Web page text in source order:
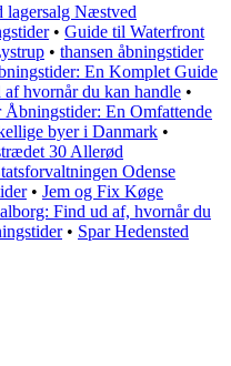
lagersalg Næstved
• Guide til Waterfront
• thansen åbningstider
En Komplet Guide
hvornår du kan handle •
Åbningstider: En Omfattende
byer i Danmark •
30 Allerød
Odense
• Jem og Fix Køge
Find ud af, hvornår du
• Spar Hedensted